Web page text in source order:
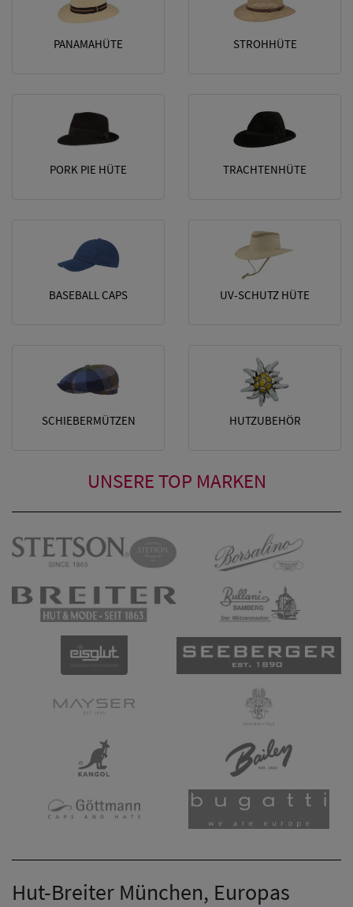
Baseball Cpas
Herren UV-
Herren
Sonnenschilder
PANAMAHÜTE STROHHÜTE
PORK PIE HÜTE TRACHTENHÜTE
BASEBALL CAPS UV-SCHUTZ HÜTE
SCHIEBERMÜTZEN HUTZUBEHÖR
UNSERETOP MARKEN
Hut-Breiter München, Europas